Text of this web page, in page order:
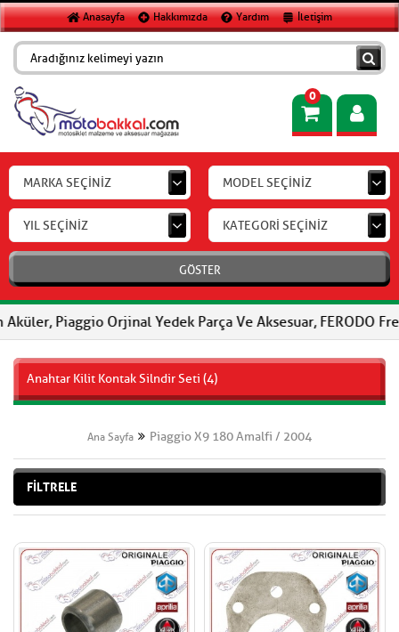
Anasayfa Hakkımızda Yardım İletişim
0
MARKA SEÇİNİZ MODEL SEÇİNİZ
YIL SEÇİNİZ KATEGORİ SEÇİNİZ
GÖSTER
Orjinal Yedek Parça Ve Aksesuar, FERODO Fren
Anahtar Kilit Kontak Silndir Seti (4)
Ana Sayfa Piaggio X9 180 Amalfi / 2004
FİLTRELE